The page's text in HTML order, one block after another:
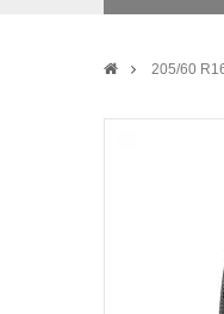
205/60